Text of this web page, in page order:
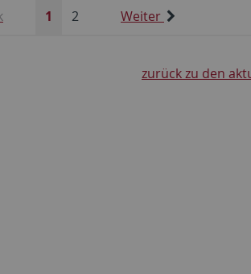
1 2 Weiter
zurück zu den